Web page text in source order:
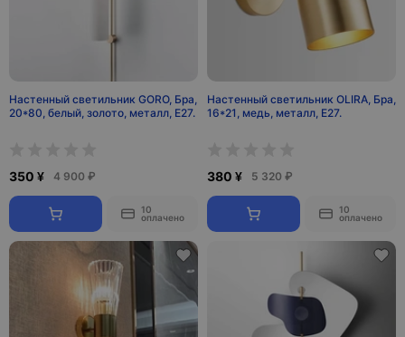
Настенный светильник GORO, Бра,
20*80, белый, золото, металл, Е27.
350 ¥ 4 900 ₽
10
оплачено
Настенный светильник OLIRA, Бра,
16*21, медь, металл, Е27.
380 ¥ 5 320 ₽
10
оплачено